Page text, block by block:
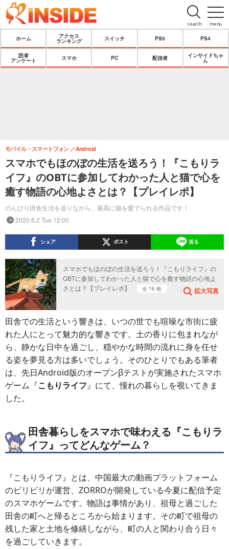
menu
search
ホーム
アクセス
ランキング
スイッチ PS5 PS4
読者
アンケート
スマホ PC 配信者
インサイドちゃ
ん
スマホでもほのぼの生活を送ろう！『こもりラ
イフ』のOBTに参加してわかった人と猫で心を
癒す物語の心地よさとは？【プレイレポ】
のんびり田舎生活を送りながら、最高に猫を愛でられる作品です！
モバイル・スマートフォン Android
2020.6.2 Tue 12:00
シェア ポスト 送る
スマホでもほのぼの生活を送ろう！『こもりライフ』の
OBTに参加してわかった人と猫で心を癒す物語の心地よ
さとは？【プレイレポ】
全 16 枚 拡大写真
田舎での生活という響きは、いつの世でも喧噪な市街に疲
れた人にとって魅力的な響きです。土の香りに包まれなが
ら、静かな日中を過ごし、穏やかな時間の流れに身を任せ
る姿を夢見る方は多いでしょう。そのひとりでもある筆者
は、先日Android版のオープンβテストが実施されたスマホ
ゲーム『こもりライフ』にて、憧れの暮らしを覗いてきま
した。
田舎暮らしをスマホで味わえる『こもりラ
イフ』ってどんなゲーム？
『こもりライフ』とは、中国最大の動画プラットフォーム
のビリビリが運営、ZORROが開発している今夏に配信予定
のスマホゲームです。物語は事情があり、祖母と過ごした
田舎の町へと帰るところから始まります。その町で祖母の
残した家と土地を修繕しながら、町の人と関わり合う日々
を過ごしていきます。